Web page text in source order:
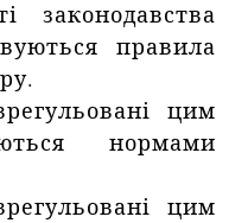
законодавства
правила
цим
нормами
цим